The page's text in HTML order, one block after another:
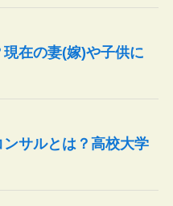
現在の妻(嫁)や子供に
ンサルとは？高校大学